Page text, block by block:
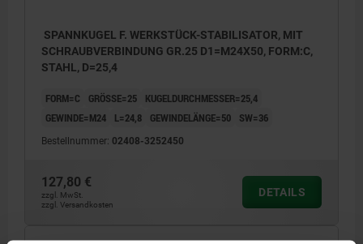
SPANNKUGEL F. WERKSTÜCK-STABILISATOR, MIT
SCHRAUBVERBINDUNG GR.25 D1=M24X50, FORM:C,
STAHL, D=25,4
FORM=C GRÖSSE=25
KUGELDURCHMESSER=25,4
GEWINDE=M24
L=24,8 GEWINDELÄNGE=50 SW=36
Bestellnummer: 02408-3252450
127,80 €
zzgl. MwSt.
zzgl. Versandkosten
DETAILS